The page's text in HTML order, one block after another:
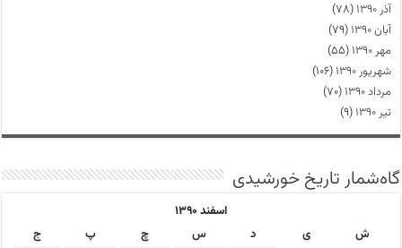
آذر ۱۳۹۰
(۷۸)
آبان ۱۳۹۰
(۷۹)
مهر ۱۳۹۰
(۵۵)
شهریور ۱۳۹۰
(۱۰۶)
مرداد ۱۳۹۰
(۷۰)
تیر ۱۳۹۰
(۹)
گاه‌شمار تاریخ خورشیدی
اسفند ۱۳۹۰
ش
ی د س چ پ ج